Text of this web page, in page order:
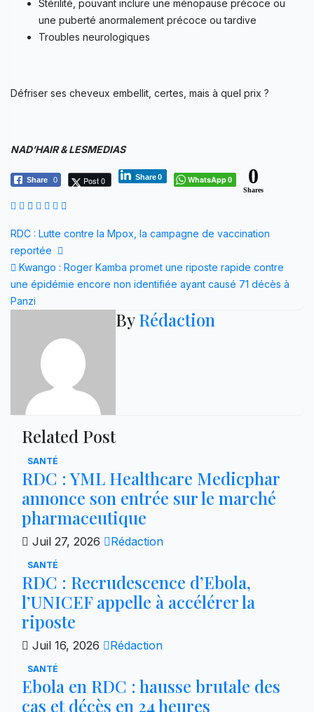
Stérilité, pouvant inclure une ménopause précoce ou
une puberté anormalement précoce ou tardive
Troubles neurologiques
Défriser ses cheveux embellit, certes, mais à quel prix ?
NAD’HAIR & LESMEDIAS
Share 0 Post 0 Share0 WhatsApp0 0
Shares
Navigation
de
l’article
RDC : Lutte contre la Mpox, la campagne de vaccination
reportée
Kwango : Roger Kamba promet une riposte rapide contre
une épidémie encore non identifiée ayant causé 71 décès à
Panzi
ByRédaction
Related Post
SANTÉ
RDC : YML Healthcare Medicphar
annonce son entrée sur le marché
pharmaceutique
Juil 27, 2026 Rédaction
SANTÉ
RDC : Recrudescence d’Ebola,
l’UNICEF appelle à accélérer la
riposte
Juil 16, 2026 Rédaction
SANTÉ
Ebola en RDC : hausse brutale des
cas et décès en 24 heures